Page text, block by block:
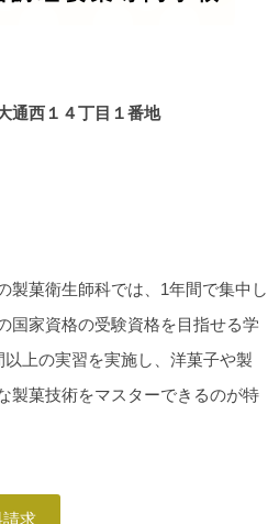
通西１４丁目１番地
製菓衛生師科では、1年間で集中し
国家資格の受験資格を目指せる学
上の実習を実施し、洋菓子や製
製菓技術をマスターできるのが特
求